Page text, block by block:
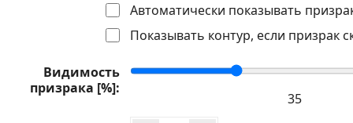
Автоматически показывать
Показывать контур, если призрак
Видимость
призрака [%]